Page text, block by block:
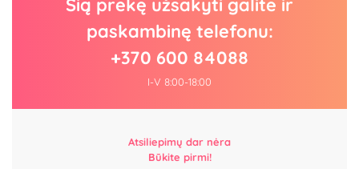
Šią prekę užsakyti galite ir
paskambinę telefonu:
+370 600 84088
I-V 8:00-18:00
Atsiliepimų dar nėra
Būkite pirmi!